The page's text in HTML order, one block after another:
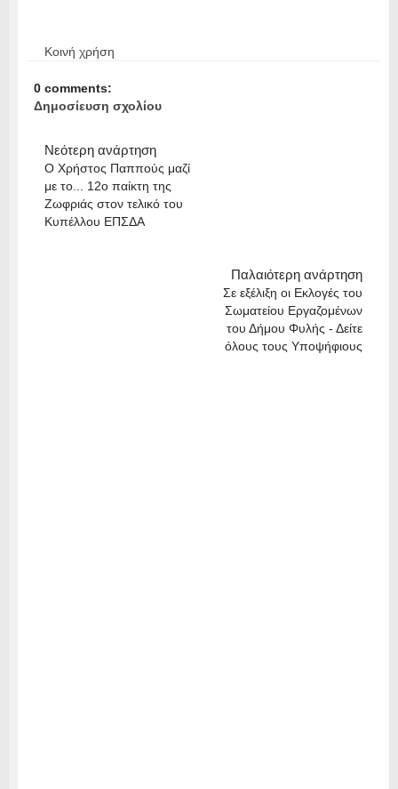
Κοινή χρήση
0 comments:
Δημοσίευση σχολίου
Νεότερη ανάρτηση
Ο Χρήστος Παππούς μαζί
με το... 12ο παίκτη της
Ζωφριάς στον τελικό του
Κυπέλλου ΕΠΣΔΑ
Παλαιότερη ανάρτηση
Σε εξέλιξη οι Εκλογές του
Σωματείου Εργαζομένων
του Δήμου Φυλής - Δείτε
όλους τους Υποψήφιους